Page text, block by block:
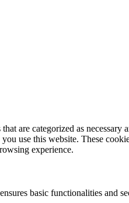
are categorized as necessary
use this website. These
experience.
basic functionalities and